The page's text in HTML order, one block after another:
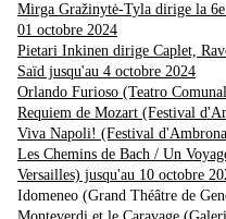
Mirga Gražinytė-Tyla dirige la
01 octobre 2024
Pietari Inkinen dirige Caplet,
Saïd jusqu'au 4 octobre 2024
Orlando Furioso (Teatro
Requiem de Mozart (Festival
Viva Napoli! (Festival
Les Chemins de Bach / Un
Versailles) jusqu'au 10 octobre
Idomeneo (Grand Théâtre de